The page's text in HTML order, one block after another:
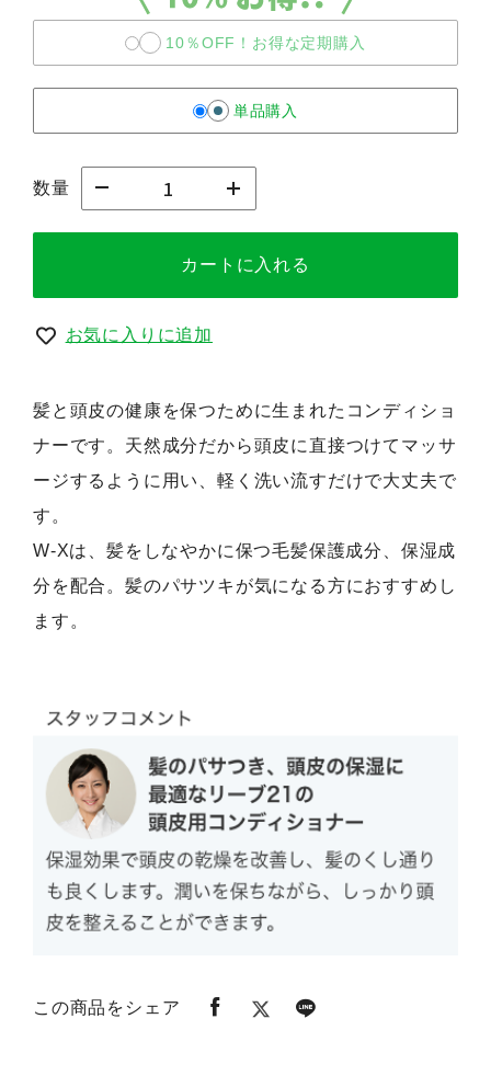
単品購入
10％OFF！お得な定期購入
数量
カートに入れる
お気に入りに追加
髪と頭皮の健康を保つために生まれたコンディショ
ナーです。天然成分だから頭皮に直接つけてマッサ
ージするように用い、軽く洗い流すだけで大丈夫で
す。
W-Xは、髪をしなやかに保つ毛髪保護成分、保湿成
分を配合。髪のパサツキが気になる方におすすめし
ます。
この商品をシェア